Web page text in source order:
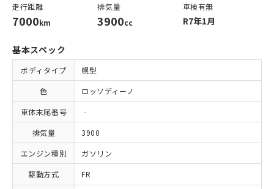
走行距離
7000km
排気量
3900cc
車検有無
R7年1月
基本スペック
ボディタイプ
幌型
色
ロッソディーノ
車体末尾番号
‐
排気量
3900
エンジン種別
ガソリン
駆動方式
FR